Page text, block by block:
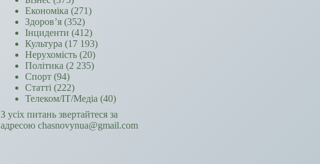
Економіка (271)
Здоров’я (352)
Інциденти (412)
Культура (17 193)
Нерухомість (20)
Політика (2 235)
Спорт (94)
Статті (222)
Телеком/ІТ/Медіа (40)
З усіх питань звертайтеся за
адресою chasnovynua@gmail.com